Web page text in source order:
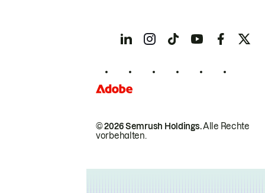
© 2026 Semrush Holdings.Alle Rechte
vorbehalten.